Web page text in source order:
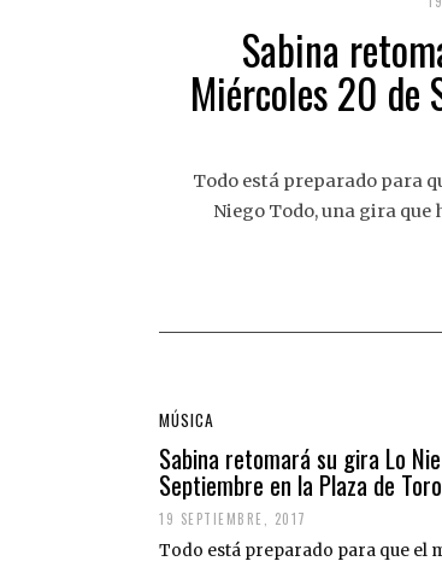
Sabina
Miércoles 20 de
Todo está preparado para
Niego Todo, una gira que
MÚSICA
Sabina retomará su gira Lo
Septiembre en la Plaza de
19 SEPTIEMBRE, 2017
Todo está preparado para que el